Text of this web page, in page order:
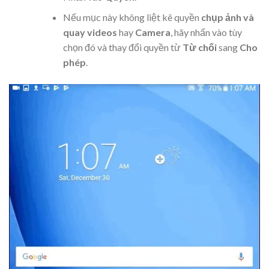
Nếu mục này không liệt kê quyền chụp ảnh và
quay videos hayCamera, hãy nhấn vào tùy
chọn đó và thay đổi quyền từ Từ chốisang Cho
phép.